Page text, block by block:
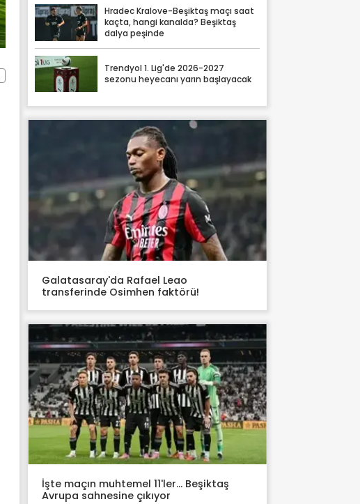
Hradec Kralove-Beşiktaş maçı saat
kaçta, hangi kanalda? Beşiktaş
dalya peşinde
Trendyol 1. Lig'de 2026-2027
sezonu heyecanı yarın başlayacak
Galatasaray'da Rafael Leao
transferinde Osimhen faktörü!
İşte maçın muhtemel 11'ler... Beşiktaş
Avrupa sahnesine çıkıyor